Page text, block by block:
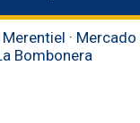
· Mercado
Bombonera